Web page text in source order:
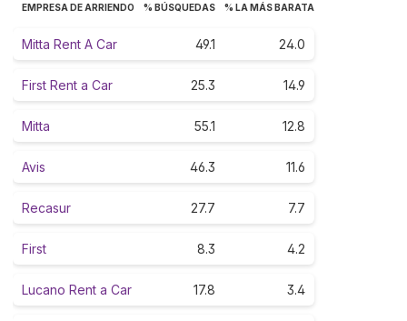
EMPRESA DE ARRIENDO % BÚSQUEDAS % LA MÁS BARATA
Mitta Rent A Car 49.1 24.0
First Rent a Car 25.3 14.9
Mitta 55.1 12.8
Avis 46.3 11.6
Recasur 27.7 7.7
First 8.3 4.2
Lucano Rent a Car 17.8 3.4